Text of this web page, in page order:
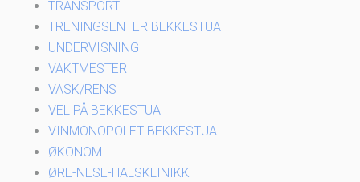
TRANSPORT
TRENINGSENTER BEKKESTUA
UNDERVISNING
VAKTMESTER
VASK/RENS
VEL PÅ BEKKESTUA
VINMONOPOLET BEKKESTUA
ØKONOMI
ØRE-NESE-HALSKLINIKK